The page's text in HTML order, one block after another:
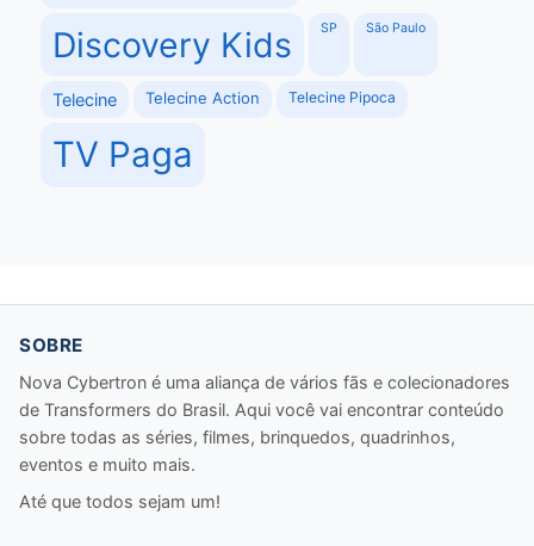
Discovery Kids SP São Paulo
Telecine Telecine Action Telecine Pipoca
TV Paga
SOBRE
Nova Cybertron é uma aliança de vários fãs e colecionadores
de Transformers do Brasil. Aqui você vai encontrar conteúdo
sobre todas as séries, filmes, brinquedos, quadrinhos,
eventos e muito mais.
Até que todos sejam um!